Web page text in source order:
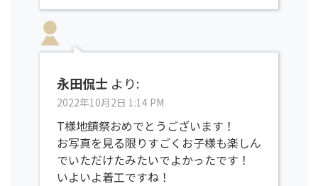
永田侃士 より:
2022年10月2日 1:14 PM
T様地鎮祭おめでとうございます！
お写真を見る限りすごくお子様も楽しん
でいただけたみたいでよかったです！
いよいよ着工ですね！